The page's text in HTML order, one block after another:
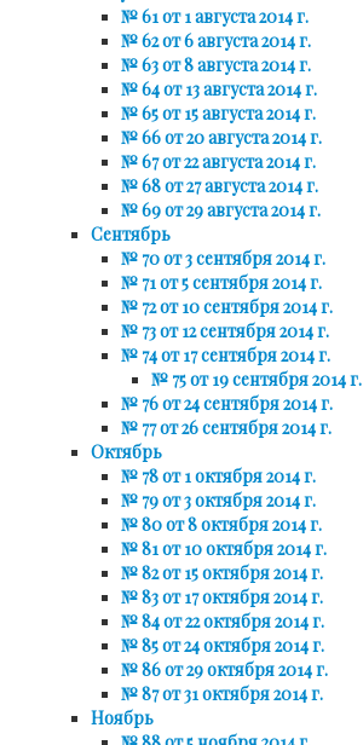
№ 61 от 1 августа 2014 г.
№ 62 от 6 августа 2014 г.
№ 63 от 8 августа 2014 г.
№ 64 от 13 августа 2014 г.
№ 65 от 15 августа 2014 г.
№ 66 от 20 августа 2014 г.
№ 67 от 22 августа 2014 г.
№ 68 от 27 августа 2014 г.
№ 69 от 29 августа 2014 г.
Сентябрь
№ 70 от 3 сентября 2014 г.
№ 71 от 5 сентября 2014 г.
№ 72 от 10 сентября 2014 г.
№ 73 от 12 сентября 2014 г.
№ 74 от 17 сентября 2014 г.
№ 75 от 19 сентября 2014 г.
№ 76 от 24 сентября 2014 г.
№ 77 от 26 сентября 2014 г.
Октябрь
№ 78 от 1 октября 2014 г.
№ 79 от 3 октября 2014 г.
№ 80 от 8 октября 2014 г.
№ 81 от 10 октября 2014 г.
№ 82 от 15 октября 2014 г.
№ 83 от 17 октября 2014 г.
№ 84 от 22 октября 2014 г.
№ 85 от 24 октября 2014 г.
№ 86 от 29 октября 2014 г.
№ 87 от 31 октября 2014 г.
Ноябрь